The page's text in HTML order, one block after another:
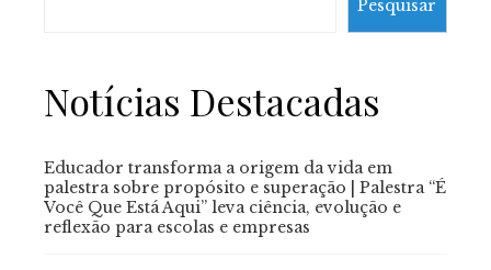
Pesquisar
Notícias Destacadas
Educador transforma a origem da vida em
palestra sobre propósito e superação | Palestra “É
Você Que Está Aqui” leva ciência, evolução e
reflexão para escolas e empresas